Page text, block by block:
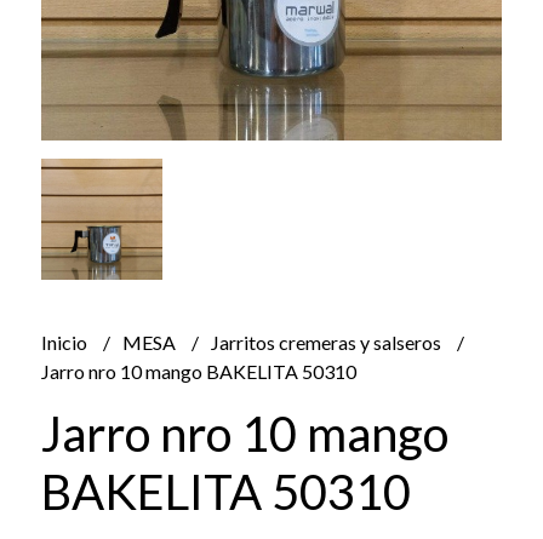
Inicio MESA
Jarritos cremeras y salseros
Jarro nro 10 mango BAKELITA 50310
Jarro nro 10 mango
BAKELITA 50310